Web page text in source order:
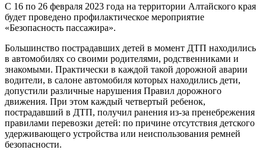
С 16 по 26 февраля 2023 года на территории Алтайского края
будет проведено профилактическое мероприятие
«Безопасность пассажира».
Большинство пострадавших детей в момент ДТП находились
в автомобилях со своими родителями, родственниками и
знакомыми. Практически в каждой такой дорожной аварии
водители, в салоне автомобиля которых находились дети,
допустили различные нарушения Правил дорожного
движения. При этом каждый четвертый ребенок,
пострадавший в ДТП, получил ранения из-за пренебрежения
правилами перевозки детей: по причине отсутствия детского
удерживающего устройства или неиспользования ремней
безопасности.